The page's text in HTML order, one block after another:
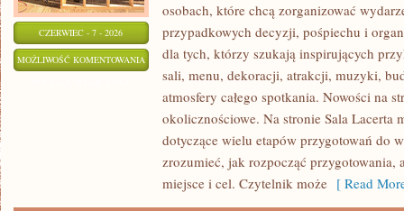
CZERWIEC - 7 - 2026
MOŻLIWOŚĆ KOMENTOWANIA ATRAKCJE
ANIMACJE
osobach, które chcą zorganizować
przypadkowych decyzji, pośpiechu i
dla tych, którzy szukają inspirujących
sali, menu, dekoracji, atrakcji, muzyki,
atmosfery całego spotkania. Nowości na
okolicznościowe. Na stronie Sala Lacerta
dotyczące wielu etapów przygotowań do
zrozumieć, jak rozpocząć przygotowania,
miejsce i cel. Czytelnik może [ Read